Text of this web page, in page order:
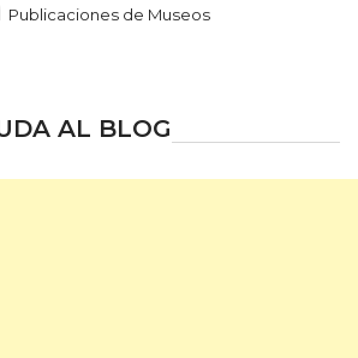
Publicaciones de Museos
AL BLOG